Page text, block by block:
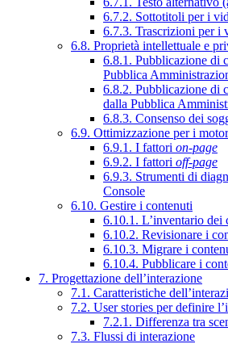
6.7.2. Sottotitoli per i
6.7.3. Trascrizioni per i
6.8. Proprietà intellettuale e
6.8.1. Pubblicazione di
Pubblica
6.8.2. Pubblicazione di
dalla Pubblica
6.8.3. Consenso dei
6.9. Ottimizzazione per i
6.9.1. I fattori on-page
6.9.2. I fattori off-page
6.9.3. Strumenti di
Console
6.10. Gestire i contenuti
6.10.1. L’inventario dei
6.10.2. Revisionare i
6.10.3. Migrare i
6.10.4. Pubblicare i
7. Progettazione dell’interazione
7.1. Caratteristiche
7.2. User stories per definire
7.2.1. Differenza tra
7.3. Flussi di interazione